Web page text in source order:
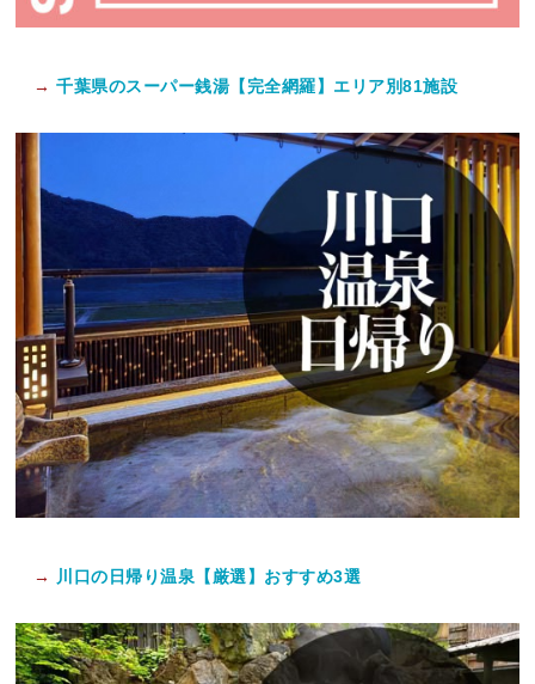
→ 千葉県のスーパー銭湯【完全網羅】エリア別81施設
→ 川口の日帰り温泉【厳選】おすすめ3選